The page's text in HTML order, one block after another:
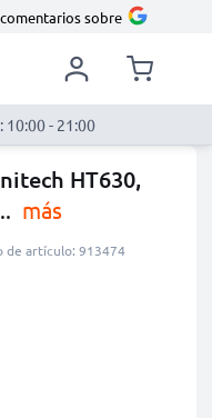
comentarios sobre
10:00 - 21:00
HT630,
más
de artículo: 913474